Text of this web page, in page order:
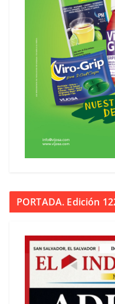
PORTADA. Edición